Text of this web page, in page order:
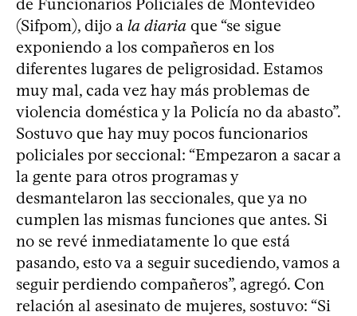
(Sifpom), dijo a la diaria que “se sigue
exponiendo a los compañeros en los
diferentes lugares de peligrosidad. Estamos
muy mal, cada vez hay más problemas de
violencia doméstica y la Policía no da abasto”.
Sostuvo que hay muy pocos funcionarios
policiales por seccional: “Empezaron a sacar a
la gente para otros programas y
desmantelaron las seccionales, que ya no
cumplen las mismas funciones que antes. Si
no se revé inmediatamente lo que está
pasando, esto va a seguir sucediendo, vamos a
seguir perdiendo compañeros”, agregó. Con
relación al asesinato de mujeres, sostuvo: “Si